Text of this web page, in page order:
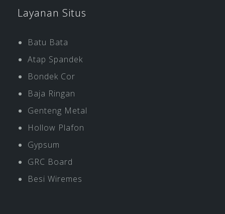
Layanan Situs
Batu Bata
Atap Spandek
Bondek Cor
Baja Ringan
Genteng Metal
Hollow Plafon
Gypsum
GRC Board
Besi Wiremes